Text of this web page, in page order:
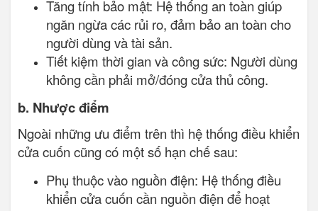
Tăng tính bảo mật: Hệ thống an toàn giúp
ngăn ngừa các rủi ro, đảm bảo an toàn cho
người dùng và tài sản.
Tiết kiệm thời gian và công sức: Người dùng
không cần phải mở/đóng cửa thủ công.
b. Nhược điểm
Ngoài những ưu điểm trên thì hệ thống điều khiển
cửa cuốn cũng có một số hạn chế sau:
Phụ thuộc vào nguồn điện: Hệ thống điều
khiển cửa cuốn cần nguồn điện để hoạt